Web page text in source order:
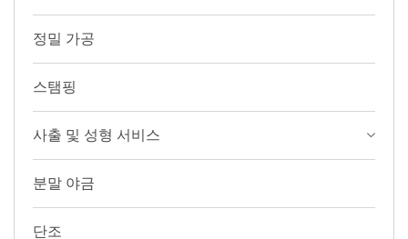
정밀 가공
스탬핑
사출 및 성형 서비스
분말 야금
단조